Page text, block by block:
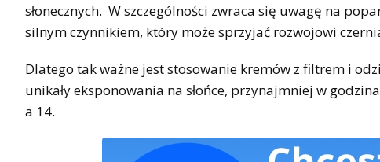
słonecznych. W szczególności zwraca się uwagę na
silnym czynnikiem, który może sprzyjać rozwojowi
Dlatego tak ważne jest stosowanie kremów z filtrem i
unikały eksponowania na słońce, przynajmniej w
a 14.